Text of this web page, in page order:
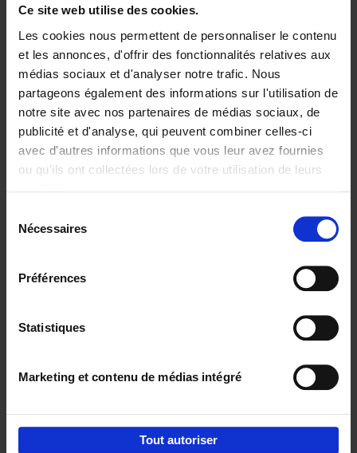
Ce site web utilise des cookies.
Les cookies nous permettent de personnaliser le contenu
et les annonces, d'offrir des fonctionnalités relatives aux
médias sociaux et d'analyser notre trafic. Nous
partageons également des informations sur l'utilisation de
notre site avec nos partenaires de médias sociaux, de
publicité et d'analyse, qui peuvent combiner celles-ci
avec d'autres informations que vous leur avez fournies
ou qu'ils ont collectées lors de votre utilisation de leurs
Nécessaires
Préférences
Statistiques
Marketing et contenu de médias intégré
Tout autoriser
Building Bonds = Building
Business
Jochen Roef Jozefien De Feyter
Carolien Boom
Couverture souple
2025 200
€29,99
Digital marketing like a PRO -
completely revised edition (EN)